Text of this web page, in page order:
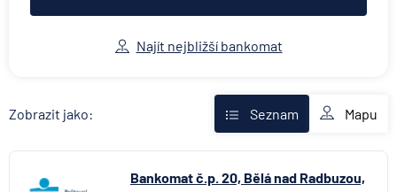
Československá obchodní banka
Fio banka
mBank
MONETA Money Bank
Najít nejbližší bankomat
Zobrazit jako: Seznam Mapu
Bankomat č.p. 20, Bělá nad Radbuzou,